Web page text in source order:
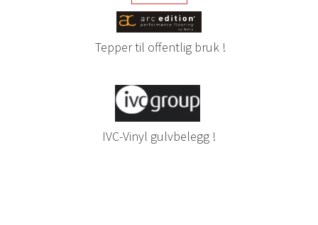
Tepper til offentlig bruk !
IVC-Vinyl gulvbelegg !